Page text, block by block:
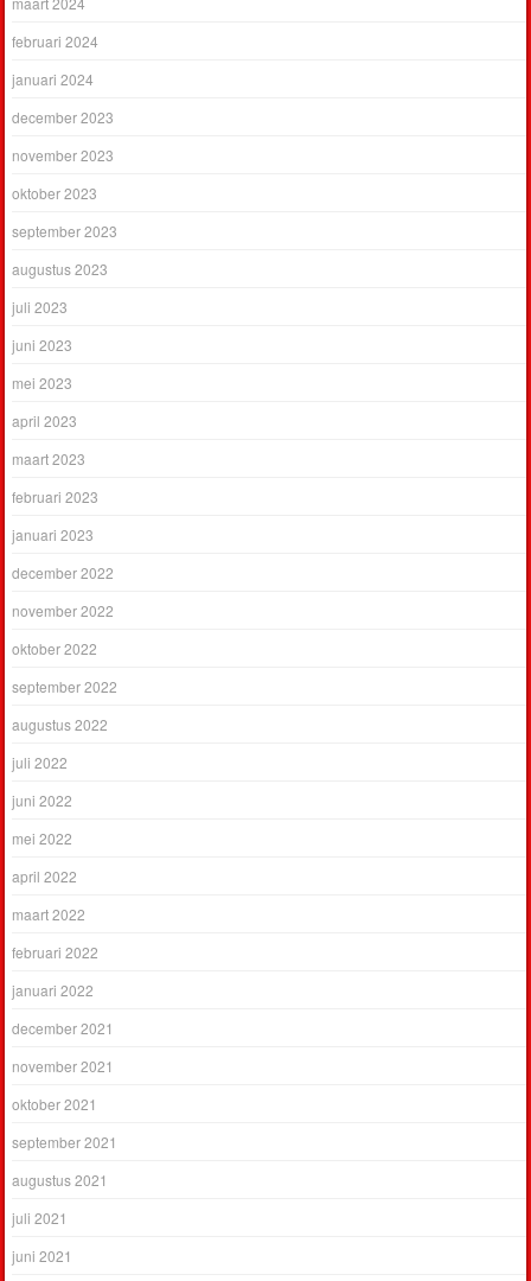
februari 2024
januari 2024
december 2023
november 2023
oktober 2023
september 2023
augustus 2023
juli 2023
juni 2023
mei 2023
april 2023
maart 2023
februari 2023
januari 2023
december 2022
november 2022
oktober 2022
september 2022
augustus 2022
juli 2022
juni 2022
mei 2022
april 2022
maart 2022
februari 2022
januari 2022
december 2021
november 2021
oktober 2021
september 2021
augustus 2021
juli 2021
juni 2021